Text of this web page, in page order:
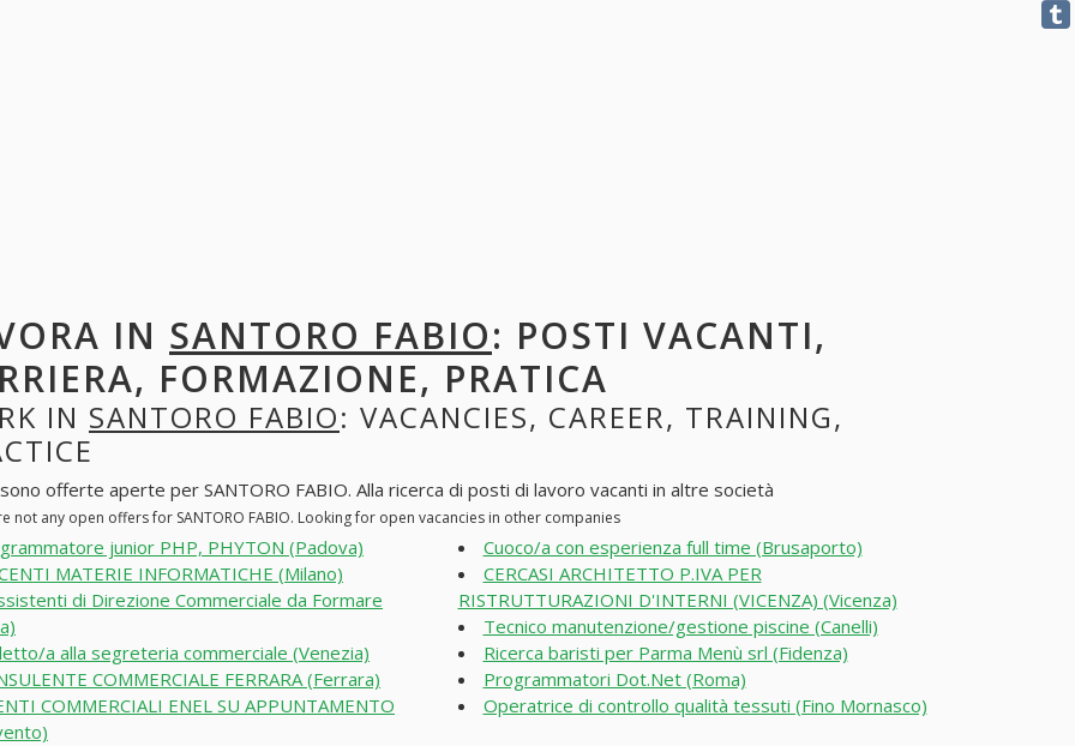
IN SANTORO FABIO: POSTI VACANTI,
FORMAZIONE, PRATICA
IN SANTORO FABIO: VACANCIES, CAREER, TRAINING,
offerte aperte per SANTORO FABIO. Alla ricerca di posti di lavoro vacanti in altre società
not any open offers for SANTORO FABIO. Looking for open vacancies in other companies
junior PHP, PHYTON (Padova)
MATERIE INFORMATICHE (Milano)
di Direzione Commerciale da Formare
a alla segreteria commerciale (Venezia)
COMMERCIALE FERRARA (Ferrara)
COMMERCIALI ENEL SU APPUNTAMENTO
Cuoco/a con esperienza full time (Brusaporto)
CERCASI ARCHITETTO P.IVA PER
RISTRUTTURAZIONI D'INTERNI (VICENZA) (Vicenza)
Tecnico manutenzione/gestione piscine (Canelli)
Ricerca baristi per Parma Menù srl (Fidenza)
Programmatori Dot.Net (Roma)
Operatrice di controllo qualità tessuti (Fino Mornasco)